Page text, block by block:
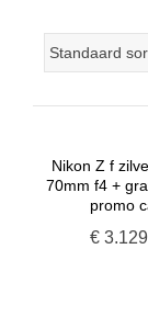
Nikon Z f
70mm f4 +
promo
€